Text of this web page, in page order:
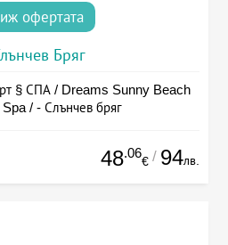
офертата
Бряг
§ СПА / Dreams Sunny Beach
/ - Слънчев бряг
48.06
€ / 94лв.